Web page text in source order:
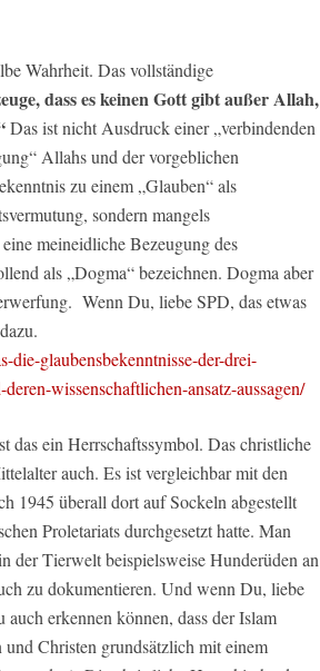
Wahrheit. Das vollständige
dass es keinen Gott gibt außer Allah,
Das ist nicht Ausdruck einer „verbindenden
Allahs und der vorgeblichen
zu einem „Glauben“ als
sondern mangels
meineidliche Bezeugung des
als „Dogma“ bezeichnen. Dogma aber
Wenn Du, liebe SPD, das etwas
die-glaubensbekenntnisse-der-drei-
wissenschaftlichen-ansatz-aussagen/
das ein Herrschaftssymbol. Das christliche
auch. Es ist vergleichbar mit den
1945 überall dort auf Sockeln abgestellt
Proletariats durchgesetzt hatte. Man
der Tierwelt beispielsweise Hunderüden an
zu dokumentieren. Und wenn Du, liebe
erkennen können, dass der Islam
und Christen grundsätzlich mit einem